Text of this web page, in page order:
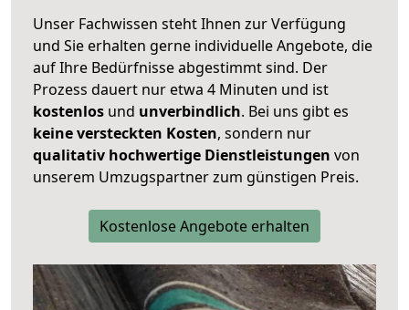
Unser Fachwissen steht Ihnen zur Verfügung
und Sie erhalten gerne individuelle Angebote, die
auf Ihre Bedürfnisse abgestimmt sind. Der
Prozess dauert nur etwa 4 Minuten und ist
kostenlos und unverbindlich. Bei uns gibt es
keine versteckten Kosten, sondern nur
qualitativ hochwertige Dienstleistungen von
unserem Umzugspartner zum günstigen Preis.
Kostenlose Angebote erhalten